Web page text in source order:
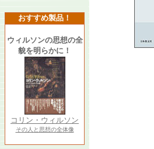
おすすめ製品！
ウィルソンの思想の全
貌を明らかに！
コリン・ウィルソン
その人と思想の全体像